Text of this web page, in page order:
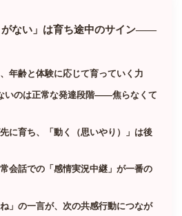
ない」は育ち途中のサイン——
年齢と体験に応じて育っていく力
いのは正常な発達段階——焦らなくて
に育ち、「動く（思いやり）」は後
会話での「感情実況中継」が一番の
」の一言が、次の共感行動につなが